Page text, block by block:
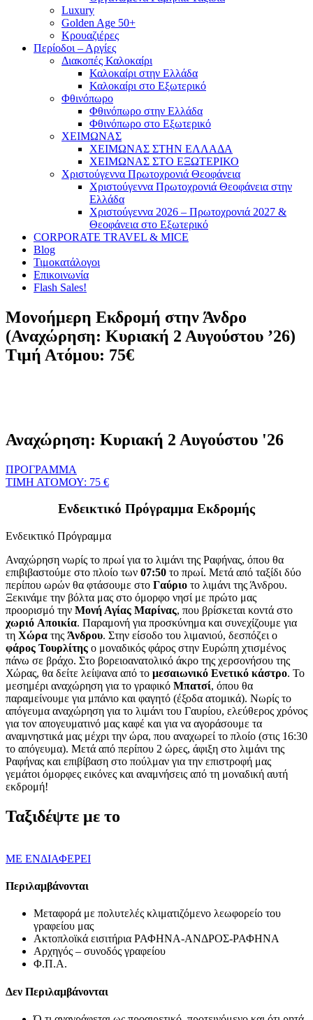
Luxury
Golden Age 50+
Κρουαζιέρες
Περίοδοι – Αργίες
Διακοπές Καλοκαίρι
Καλοκαίρι στην Ελλάδα
Καλοκαίρι στο Εξωτερικό
Φθινόπωρο
Φθινόπωρο στην Ελλάδα
Φθινόπωρο στο Εξωτερικό
ΧΕΙΜΩΝΑΣ
ΧΕΙΜΩΝΑΣ ΣΤΗΝ ΕΛΛΑΔΑ
ΧΕΙΜΩΝΑΣ ΣΤΟ ΕΞΩΤΕΡΙΚΟ
Χριστούγεννα Πρωτοχρονιά Θεοφάνεια
Χριστούγεννα Πρωτοχρονιά Θεοφάνεια στην
Ελλάδα
Χριστούγεννα 2026 – Πρωτοχρονιά 2027 &
Θεοφάνεια στο Εξωτερικό
CORPORATE TRAVEL & MICE
Blog
Τιμοκατάλογοι
Επικοινωνία
Flash Sales!
Μονοήμερη Εκδρομή στην Άνδρο
(Αναχώρηση: Κυριακή 2 Αυγούστου ’26)
Τιμή Ατόμου: 75€
Αναχώρηση: Κυριακή 2 Αυγούστου '26
ΠΡΟΓΡΑΜΜΑ
ΤΙΜΗ ΑΤΟΜΟΥ: 75 €
Ενδεικτικό Πρόγραμμα Εκδρομής
Ενδεικτικό Πρόγραμμα
Αναχώρηση νωρίς το πρωί για το λιμάνι της Ραφήνας, όπου θα
επιβιβαστούμε στο πλοίο των 07:50 το πρωί. Μετά από ταξίδι δύο
περίπου ωρών θα φτάσουμε στο Γαύριο το λιμάνι της Άνδρου.
Ξεκινάμε την βόλτα μας στο όμορφο νησί με πρώτο μας
προορισμό την Μονή Αγίας Μαρίνας, που βρίσκεται κοντά στο
χωριό Αποικία. Παραμονή για προσκύνημα και συνεχίζουμε για
τη Χώρα της Άνδρου. Στην είσοδο του λιμανιού, δεσπόζει ο
φάρος Τουρλίτης ο μοναδικός φάρος στην Ευρώπη χτισμένος
πάνω σε βράχο. Στο βορειοανατολικό άκρο της χερσονήσου της
Χώρας, θα δείτε λείψανα από το μεσαιωνικό Ενετικό κάστρο. Το
μεσημέρι αναχώρηση για το γραφικό Μπατσί, όπου θα
παραμείνουμε για μπάνιο και φαγητό (έξοδα ατομικά). Νωρίς το
απόγευμα αναχώρηση για το λιμάνι του Γαυρίου, ελεύθερος χρόνος
για τον απογευματινό μας καφέ και για να αγοράσουμε τα
αναμνηστικά μας μέχρι την ώρα, που αναχωρεί το πλοίο (στις 16:30
το απόγευμα). Μετά από περίπου 2 ώρες, άφιξη στο λιμάνι της
Ραφήνας και επιβίβαση στο πούλμαν για την επιστροφή μας
γεμάτοι όμορφες εικόνες και αναμνήσεις από τη μοναδική αυτή
εκδρομή!
Ταξιδέψτε με το
ΜΕ ΕΝΔΙΑΦΕΡΕΙ
Περιλαμβάνονται
Μεταφορά με πολυτελές κλιματιζόμενο λεωφορείο του
γραφείου μας
Ακτοπλοϊκά εισιτήρια ΡΑΦΗΝΑ-ΑΝΔΡΟΣ-ΡΑΦΗΝΑ
Αρχηγός – συνοδός γραφείου
Φ.Π.Α.
Δεν Περιλαμβάνονται